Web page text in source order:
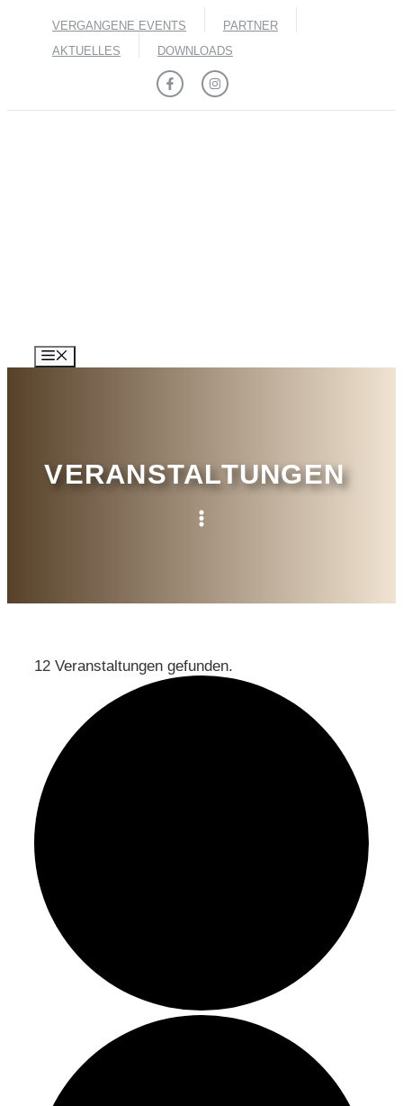
springen
VERGANGENE EVENTS
PARTNER
AKTUELLES
DOWNLOADS
VERANSTALTUNGEN
12 Veranstaltungen gefunden.